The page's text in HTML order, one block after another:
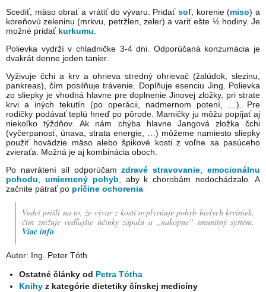
Scediť, mäso obrať a vrátiť do vývaru. Pridaťsoľ, korenie (miso) a
koreňovú zeleninu (mrkvu, petržlen, zeler) a variť ešte ½ hodiny. Je
možné pridať kurkumu
Polievka vydrží v chladničke 3-4 dni. Odporúčaná konzumácia je
dvakrát denne jeden tanier.
Vyživuje čchi a krv a ohrieva stredný ohrievač (žalúdok, slezinu,
pankreas), čím posilňuje trávenie. Doplňuje esenciu Jing. Polievka
zo sliepky je vhodná hlavne pre doplnenie Jinovej zložky, pri strate
krvi a iných tekutín (po operácii, nadmernom potení, …). Pre
rodičky podávať teplú hneď po pôrode. Mamičky ju môžu popíjať aj
niekoľko týždňov. Ak nám chýba hlavne Jangová zložka čchi
(vyčerpanosť, únava, strata energie, …) môžeme namiesto sliepky
použiť hovädzie mäso alebo špikové kosti z voľne sa pasúceho
zvieraťa. Možná je aj kombinácia oboch.
Po navrátení síl odporúčamzdravé stravovanie ,emocionálnu
pohodu
umiernený pohyb , aby k chorobám nedochádzalo. A
začnite pátrať po príčine ochorenia
Vedci prišli na to, že vývar z kostí ovplyvňuje pohyb bielych krviniek,
čím znižuje vedľajšie účinky zápalu a „nakopne“ imunitný systém.
Viac info
Autor: Ing. Peter Tóth
Ostatné články od Petra Tótha
Knihy z kategórie dietetiky čínskej medicíny